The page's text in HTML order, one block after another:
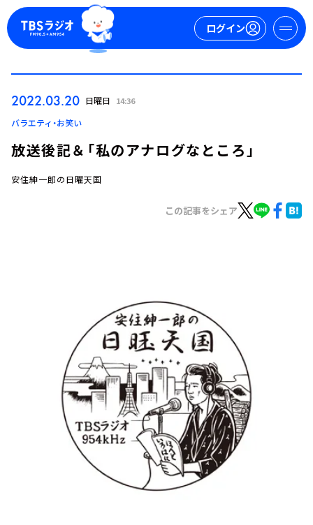
ログイン
ログイン
TBS Podcast
イベント・グッズ
YouTube
会社情報
2022.03.20 日曜日 14:36
バラエティ・お笑い
放送後記＆「私のアナログなところ」
安住紳一郎の日曜天国
この記事をシェア